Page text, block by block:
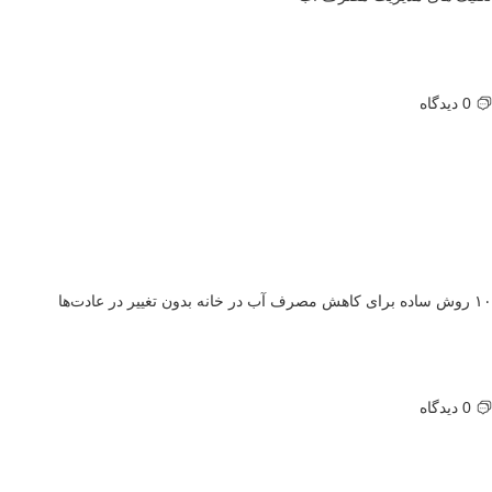
0 دیدگاه
۱۰ روش ساده برای کاهش مصرف آب در خانه بدون تغییر در عادت‌ها
0 دیدگاه